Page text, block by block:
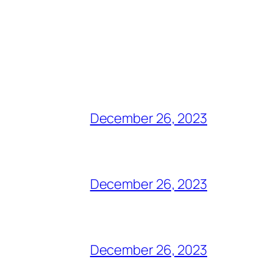
December 26, 2023
December 26, 2023
December 26, 2023